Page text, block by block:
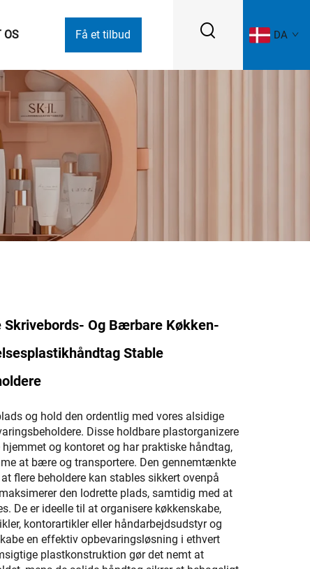
OS Få et tilbud DA
Skrivebords- Og Bærbare Køkken-
Stable
og hold den ordentlig med vores alsidige
Disse holdbare plastorganizere
hjemmet og kontoret og har praktiske håndtag,
at bære og transportere. Den gennemtænkte
flere beholdere kan stables sikkert ovenpå
den lodrette plads, samtidig med at
De er ideelle til at organisere køkkenskabe,
kontorartikler eller håndarbejdsudstyr og
en effektiv opbevaringsløsning i ethvert
plastkonstruktion gør det nemt at